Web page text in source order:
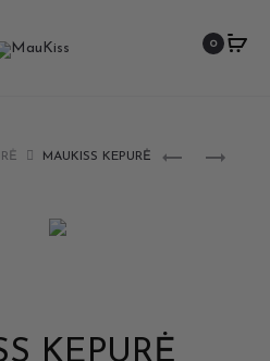
0
MAUKISS KEPURĖ
KEPURĖ